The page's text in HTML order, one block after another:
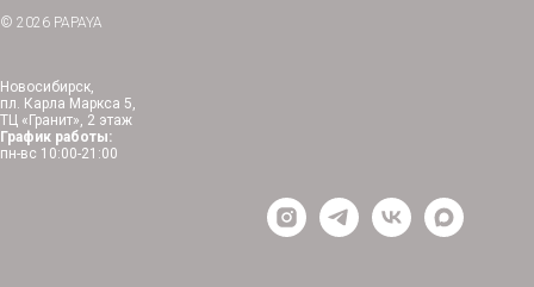
© 2026 PAPAYA
Новосибирск,
пл. Карла Маркса 5,
ТЦ «Гранит», 2 этаж
График работы:
пн-вс 10:00-21:00